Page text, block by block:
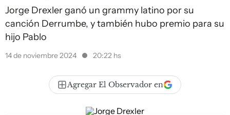
Jorge Drexler ganó un grammy latino por su
canción Derrumbe, y también hubo premio para su
hijo Pablo
14 de noviembre 2024 20:22 hs
Agregar El Observador en